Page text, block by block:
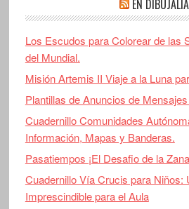
EN
Los Escudos para Colorear de las
del Mundial.
Misión Artemis II Viaje a la Luna
Plantillas de Anuncios de
Cuadernillo Comunidades
Información, Mapas y Banderas.
Pasatiempos ¡El Desafio de la
Cuadernillo Vía Crucis para Niños:
Imprescindible para el Aula